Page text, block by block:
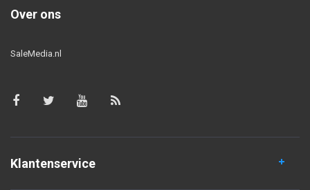
Over ons
SaleMedia.nl
Klantenservice